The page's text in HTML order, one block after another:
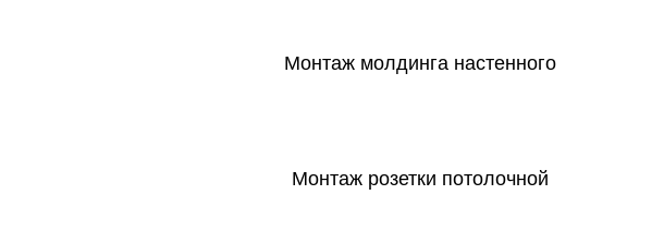
Монтаж молдинга настенного
Монтаж розетки потолочной